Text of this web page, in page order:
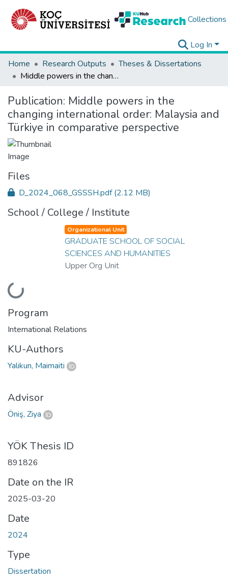
Collections
Log In
Home
Research Outputs
Theses & Dissertations
Middle powers in the changing international order: Malaysia and Türkiye in comparative perspective
Publication: Middle powers in the
changing international order: Malaysia and
Türkiye in comparative perspective
Files
D_2024_068_GSSSH.pdf(2.12 MB)
School / College / Institute
Loading...
Organizational Unit
GRADUATE SCHOOL OF SOCIAL
SCIENCES AND HUMANITIES
Upper Org Unit
Program
International Relations
KU-Authors
Yalikun, Maimaiti
Advisor
Öniş, Ziya
YÖK Thesis ID
891826
Date on the IR
2025-03-20
Date
2024
Type
Dissertation